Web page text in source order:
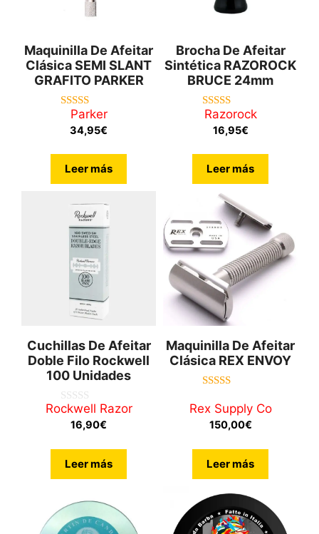
Maquinilla De Afeitar
Clásica SEMI SLANT
GRAFITO PARKER
5.00
de 5
Parker
34,95€
Leer más
Brocha De Afeitar
Sintética RAZOROCK
BRUCE 24mm
5.00
de 5
Razorock
16,95€
Leer más
Cuchillas De Afeitar
Doble Filo Rockwell
100 Unidades
0
Rockwell Razor
16,90€
Leer más
Maquinilla De Afeitar
Clásica REX ENVOY
de 5
Rex Supply Co
150,00€
Leer más